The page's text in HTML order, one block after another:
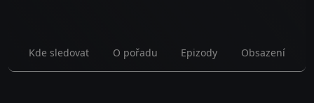
Kde sledovat O pořadu Epizody Obsazení